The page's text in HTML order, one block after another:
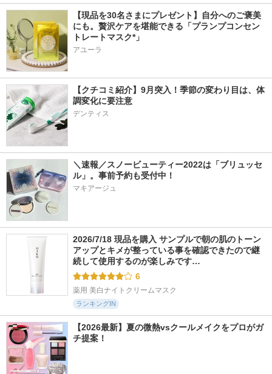
【現品を30名さまにプレゼント】自分へのご褒美
にも。贅沢ケアを堪能できる「プランプコンセン
トレートマスク*」
アユーラ
【クチコミ紹介】9月突入！季節の変わり目は、体
調変化に要注意
デンティス
＼速報／スノービューティー2022は「ブリュッセ
ル」。事前予約も受付中！
マキアージュ
2026/7/18 現品を購入 サンプルで朝の肌のトーン
アップとキメが整っている事を確認できたので継
続して使用するのが楽しみです…
6
薬用 美白ナイトクリームマスク
ランキングIN
【2026最新】夏の微熱vsクールメイクをプロがガ
チ提案！